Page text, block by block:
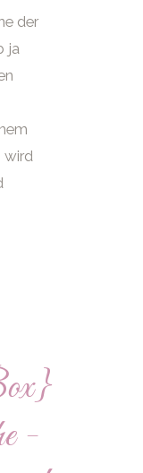
der
ja
wird
-